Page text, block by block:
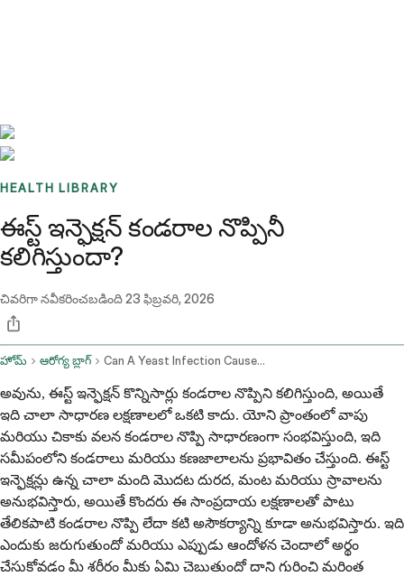
HEALTH LIBRARY
ఈస్ట్ ఇన్ఫెక్షన్ కండరాల నొప్పినీ
కలిగిస్తుందా?
చివరిగా నవీకరించబడింది23 ఫిబ్రవరి, 2026
హోమ్ ఆరోగ్య బ్లాగ్ Can A Yeast Infection Cause Cramping
అవును, ఈస్ట్ ఇన్ఫెక్షన్ కొన్నిసార్లు కండరాల నొప్పిని కలిగిస్తుంది, అయితే
ఇది చాలా సాధారణ లక్షణాలలో ఒకటి కాదు. యోని ప్రాంతంలో వాపు
మరియు చికాకు వలన కండరాల నొప్పి సాధారణంగా సంభవిస్తుంది, ఇది
సమీపంలోని కండరాలు మరియు కణజాలాలను ప్రభావితం చేస్తుంది. ఈస్ట్
ఇన్ఫెక్షన్లు ఉన్న చాలా మంది మొదట దురద, మంట మరియు స్రావాలను
అనుభవిస్తారు, అయితే కొందరు ఈ సాంప్రదాయ లక్షణాలతో పాటు
తేలికపాటి కండరాల నొప్పి లేదా కటి అసౌకర్యాన్ని కూడా అనుభవిస్తారు. ఇది
ఎందుకు జరుగుతుందో మరియు ఎప్పుడు ఆందోళన చెందాలో అర్థం
చేసుకోవడం మీ శరీరం మీకు ఏమి చెబుతుందో దాని గురించి మరింత